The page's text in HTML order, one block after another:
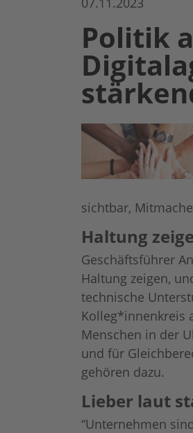
Politik
sichtbar,
Haltung
Geschäftsführer
Haltung zeigen,
technische
Kolleg*innenkreis
Menschen in der
und für
gehören dazu.
Lieber laut
“Unternehmen